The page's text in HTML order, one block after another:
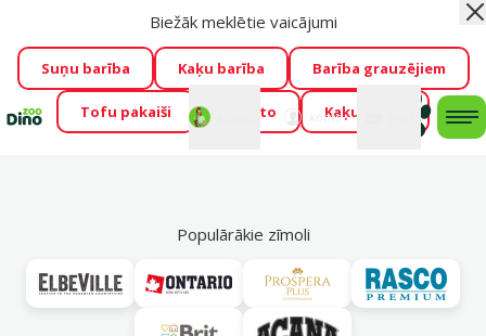
Visu mēnesi Dino Zoo piedāvā lieliskas cenas mīluļu TOP
barībām! 🍖→Skatīt piedāvājumu!
Fotokonkurss “GADA ŪSAIŅI”!
Varbūt tieši Tavs mīlulis
būs 2027. gada zvaigzne
→Piedalīties
Mans
konts
Biežāk meklētie vaicājumi
Suņu barība Kaķu barība Barība grauzējiem
Tofu pakaiši Foresto Kaķu mājas
Populārākie zīmoli